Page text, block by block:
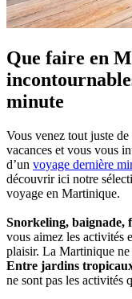
Que faire en
minute
Vous venez tout juste
vacances et vous vous
d’un voyage dernière
découvrir ici notre
voyage en Martinique.
Snorkeling, baignade,
vous aimez les activités
plaisir. La Martinique ne
Entre jardins
ne sont pas les activités